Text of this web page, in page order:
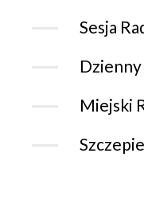
Sesja
Miejski